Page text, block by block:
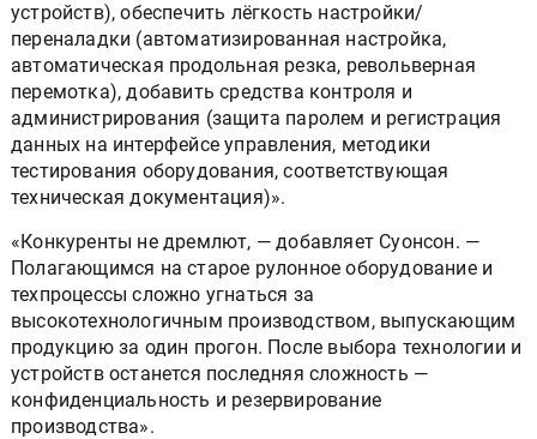
устройств), обеспечить лёгкость настройки/
переналадки (автоматизированная настройка,
автоматическая продольная резка, револьверная
перемотка), добавить средства контроля и
администрирования (защита паролем и регистрация
данных на интерфейсе управления, методики
тестирования оборудования, соответствующая
техническая документация)».
«Конкуренты не дремлют, — добавляет Суонсон. —
Полагающимся на старое рулонное оборудование и
техпроцессы сложно угнаться за
высокотехнологичным производством, выпускающим
продукцию за один прогон. После выбора технологии и
устройств останется последняя сложность —
конфиденциальность и резервирование
производства».